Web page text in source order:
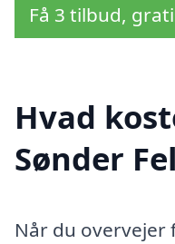
Få 3 tilbud,
Hvad
Sønder
Når du overvejer